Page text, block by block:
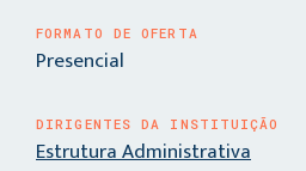
FORMATO DE OFERTA
Presencial
DIRIGENTES DA INSTITUIÇÃO
Estrutura Administrativa